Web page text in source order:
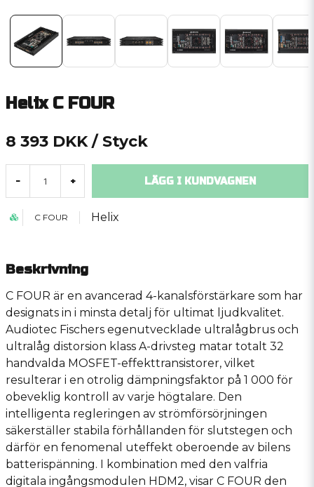
Helix C FOUR
8 393 DKK / Styck
- + LÄGG I KUNDVAGNEN
C FOUR Helix
Beskrivning
C FOUR är en avancerad 4-kanalsförstärkare som har
designats in i minsta detalj för ultimat ljudkvalitet.
Audiotec Fischers egenutvecklade ultralågbrus och
ultralåg distorsion klass A-drivsteg matar totalt 32
handvalda MOSFET-effekttransistorer, vilket
resulterar i en otrolig dämpningsfaktor på 1 000 för
obeveklig kontroll av varje högtalare. Den
intelligenta regleringen av strömförsörjningen
säkerställer stabila förhållanden för slutstegen och
därför en fenomenal uteffekt oberoende av bilens
batterispänning. I kombination med den valfria
digitala ingångsmodulen HDM2, visar C FOUR den